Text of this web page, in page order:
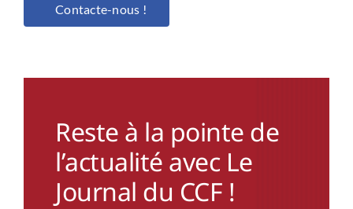
Contacte-nous !
Reste à la pointe de
l’actualité avec Le
Journal du CCF !